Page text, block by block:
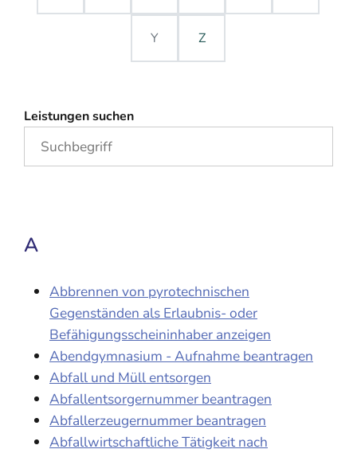
Y Z
Leistungen suchen
A
Abbrennen von pyrotechnischen
Gegenständen als Erlaubnis- oder
Befähigungsscheininhaber anzeigen
Abendgymnasium - Aufnahme beantragen
Abfall und Müll entsorgen
Abfallentsorgernummer beantragen
Abfallerzeugernummer beantragen
Abfallwirtschaftliche Tätigkeit nach